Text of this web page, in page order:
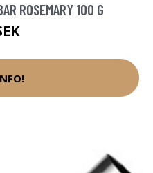
ROSEMARY 100 G